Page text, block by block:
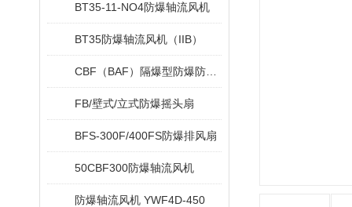
BT35-11-NO4防爆轴流风机
BT35防爆轴流风机（IIB）
FB/壁式/立式防爆摇头扇
BFS-300F/400FS防爆排风扇
50CBF300防爆轴流风机
防爆轴流风机 YWF4D-450